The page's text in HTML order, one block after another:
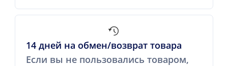
14 дней на обмен/возврат товара
Если вы не пользовались товаром,